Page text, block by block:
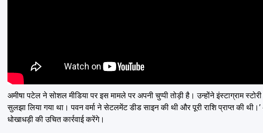
अमीषा पटेल ने सोशल मीडिया पर इस मामले पर अपनी चुप्पी तोड़ी है। उन्होंने इंस्टाग्राम
सुलझा लिया गया था। पवन वर्मा ने सेटलमेंट डीड साइन की थी और पूरी राशि प्राप्त की
धोखाधड़ी की उचित कार्रवाई करेंगे।